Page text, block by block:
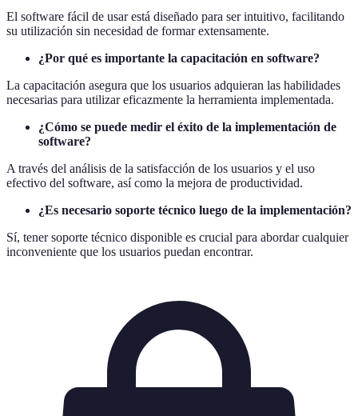
El software fácil de usar está diseñado para ser intuitivo, facilitando
su utilización sin necesidad de formar extensamente.
¿Por qué es importante la capacitación en software?
La capacitación asegura que los usuarios adquieran las habilidades
necesarias para utilizar eficazmente la herramienta implementada.
¿Cómo se puede medir el éxito de la implementación de
software?
A través del análisis de la satisfacción de los usuarios y el uso
efectivo del software, así como la mejora de productividad.
¿Es necesario soporte técnico luego de la implementación?
Sí, tener soporte técnico disponible es crucial para abordar cualquier
inconveniente que los usuarios puedan encontrar.